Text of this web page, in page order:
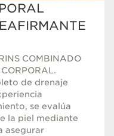
COMBINADO
de drenaje
se evalúa
la piel mediante
asegurar